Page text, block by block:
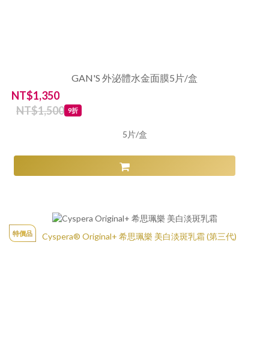
GAN'S 外泌體水金面膜5片/盒
NT$1,350
NT$1,500 9折
5片/盒
特價品